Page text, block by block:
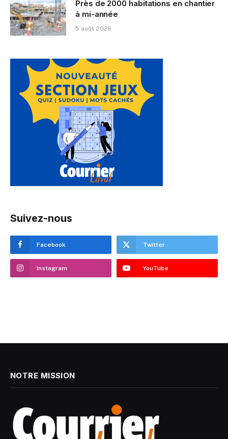
Près de 2000 habitations en chantier
à mi-année
5 août 2026
Suivez-nous
Facebook Twitter
Instagram YouTube
NOTRE MISSION